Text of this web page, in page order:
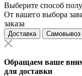
Выберите способ
От вашего выбора
заказа
Доставка Самовывоз
Обращаем ваше
для доставки